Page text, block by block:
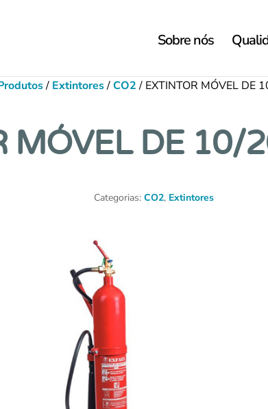
Sobre nós
/ Extintores/CO2/ EXTINTOR MÓVEL DE
MÓVEL DE 10/
Categorias: CO2, Extintores